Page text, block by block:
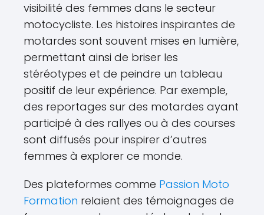
visibilité des femmes dans le secteur
motocycliste. Les histoires inspirantes de
motardes sont souvent mises en lumière,
permettant ainsi de briser les
stéréotypes et de peindre un tableau
positif de leur expérience. Par exemple,
des reportages sur des motardes ayant
participé à des rallyes ou à des courses
sont diffusés pour inspirer d’autres
femmes à explorer ce monde.
Des plateformes comme Passion Moto
Formation relaient des témoignages de